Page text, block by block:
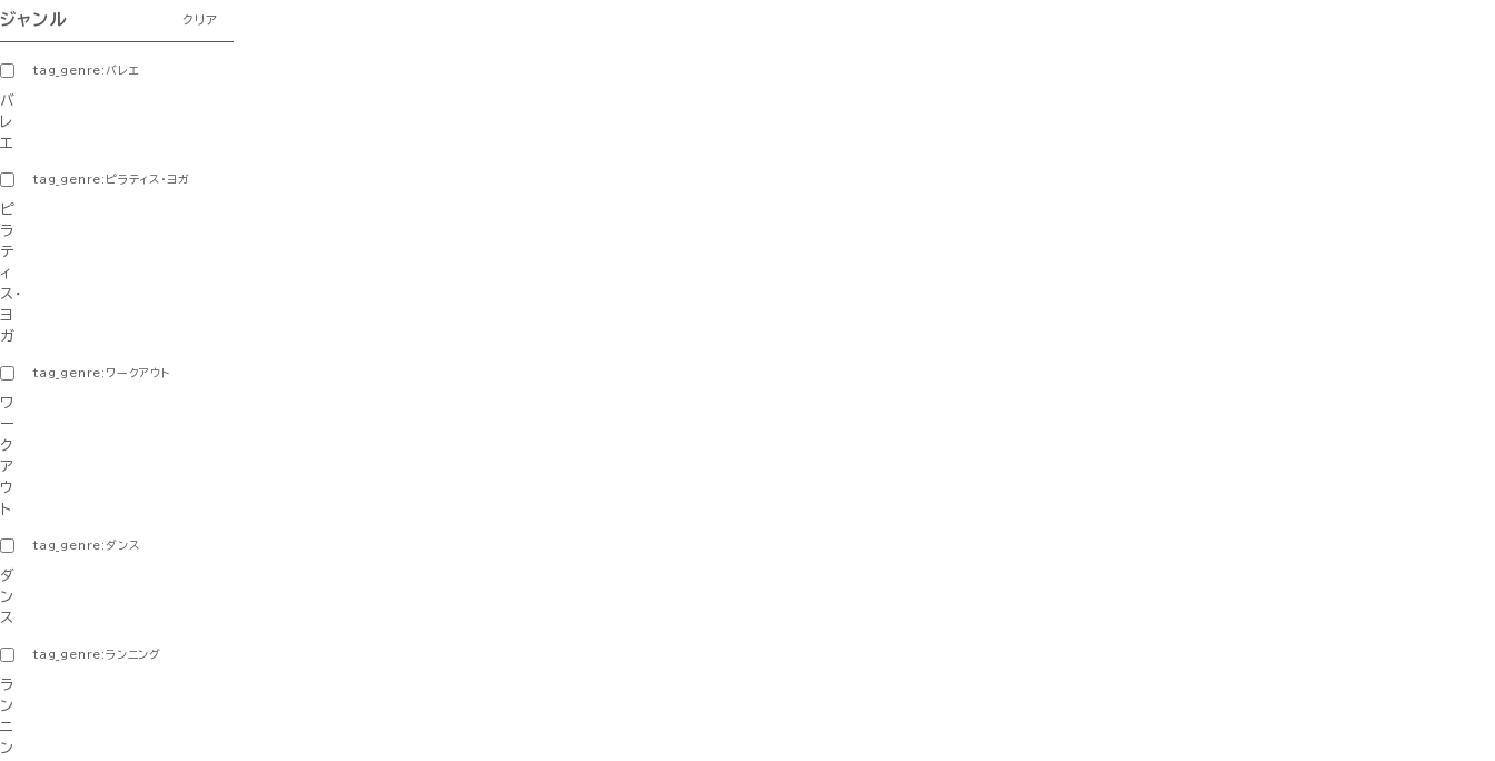
ジャンル クリア
tag_genre:バレエ
バ
レ
エ
tag_genre:ピラティス・ヨガ
ピ
ラ
テ
ィ
ス・
ヨ
ガ
tag_genre:ワークアウト
ワ
ー
ク
ア
ウ
ト
tag_genre:ダンス
ダ
ン
ス
tag_genre:ランニング
ラ
ン
ニ
ン